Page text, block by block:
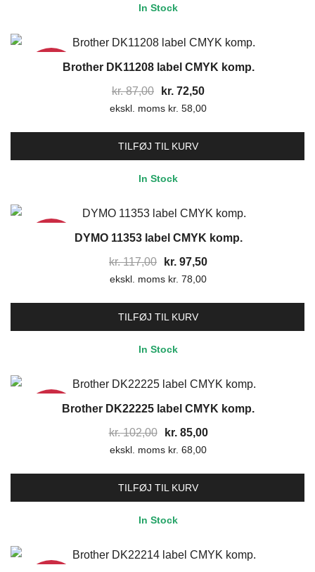
In Stock
17%Brother DK11208 label CMYK komp.
kr.87,00
Den
oprindelige
var:
kr. 87,00.
kr. 72,50Den
aktuelle
kr. 72,50.
ekskl. moms kr. 58,00
TILFØJ TIL KURV
In Stock
DYMO 11353 label CMYK komp.
kr.117,00
Den
oprindelige
var:
kr. 117,00.
kr. 97,50Den
kr. 97,50.
ekskl. moms kr. 78,00
TILFØJ TIL KURV
In Stock
17%Brother DK22225 label CMYK komp.
kr.102,00
Den
oprindelige
var:
kr. 102,00.
kr.85,00Den
kr. 85,00.
ekskl. moms kr. 68,00
TILFØJ TIL KURV
In Stock